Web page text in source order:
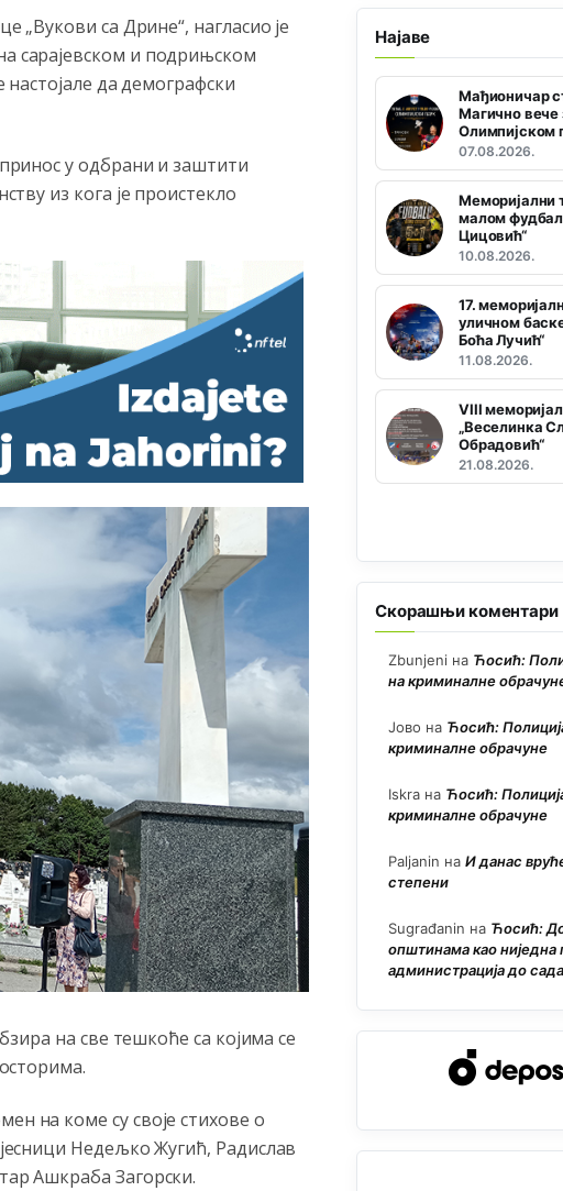
„Вукови са Дрине“, нагласио је
сарајевском и подрињском
настојале да демографски
у одбрани и заштити
из кога је проистекло
на све тешкоће са којима се
на коме су своје стихове о
Недељко Жугић, Радислав
Ашкраба Загорски.
Најаве
Мађионичар
Магично вече
Олимпијском
07.08.2026.
Меморијални
малом
Цицовић“
10.08.2026.
17.
уличном
Боћа Лучић“
11.08.2026.
VIII
„Веселинка
Обрадовић“
21.08.2026.
Скорашњи коментари
Zbunjeni на Ћосић:
на криминалне
Јово на Ћосић:
криминалне обрачуне
Iskra на Ћосић:
криминалне обрачуне
Paljanin на И данас
степени
Sugrađanin на Ћосић:
општинама као ниједна
администрација до сада